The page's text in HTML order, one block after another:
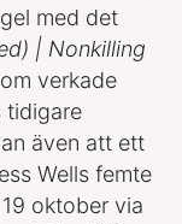
med det
| Nonkilling
verkade
tidigare
även att ett
Wells femte
oktober via